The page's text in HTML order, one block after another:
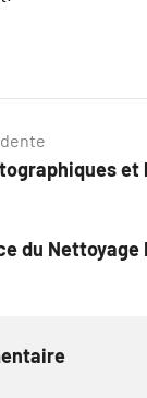
du Nettoyage